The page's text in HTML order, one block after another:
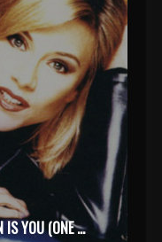
SAMANTHA FOX – THE REASON IS YOU (ONE ON ONE) (1997)